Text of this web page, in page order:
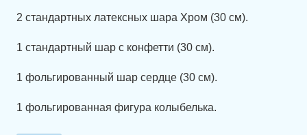
2 стандартных латексных шара Хром (30 см).
1 стандартный шар с конфетти (30 см).
1 фольгированный шар сердце (30 см).
1 фольгированная фигура колыбелька.